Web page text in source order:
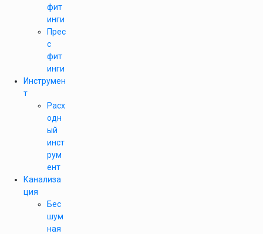
фит
инги
Прес
с
фит
инги
Инструмен
т
Расх
одн
ый
инст
рум
ент
Канализа
ция
Бес
шум
ная